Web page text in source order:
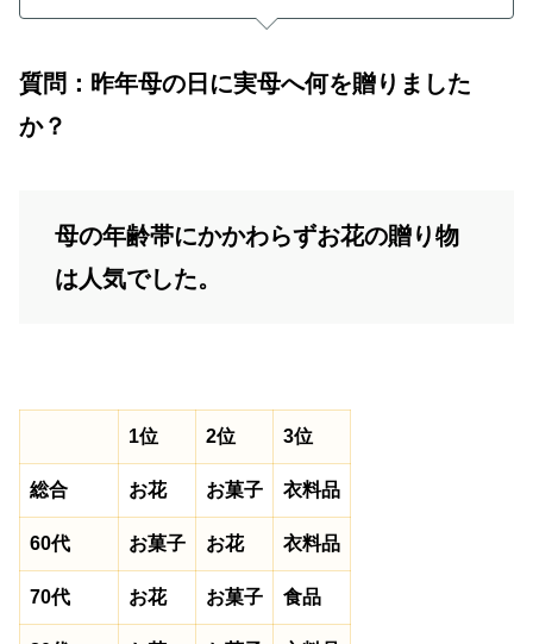
質問：昨年母の日に実母へ何を贈りました
か？
母の年齢帯にかかわらずお花の贈り物
は人気でした。
1位 2位 3位
総合 お花 お菓子 衣料品
60代 お菓子 お花 衣料品
70代 お花 お菓子 食品